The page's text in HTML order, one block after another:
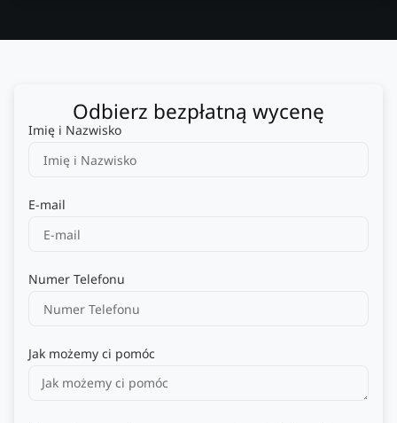
Odbierz bezpłatną wycenę
Imię i Nazwisko
E-mail
Numer Telefonu
Jak możemy ci pomóc